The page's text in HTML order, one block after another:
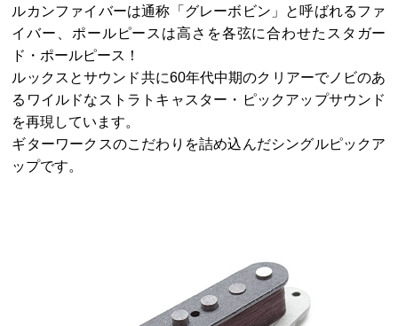
ルカンファイバーは通称「グレーボビン」と呼ばれるファ
イバー、ポールピースは高さを各弦に合わせたスタガー
ド・ポールピース！
ルックスとサウンド共に60年代中期のクリアーでノビのあ
るワイルドなストラトキャスター・ピックアップサウンド
を再現しています。
ギターワークスのこだわりを詰め込んだシングルピックア
ップです。